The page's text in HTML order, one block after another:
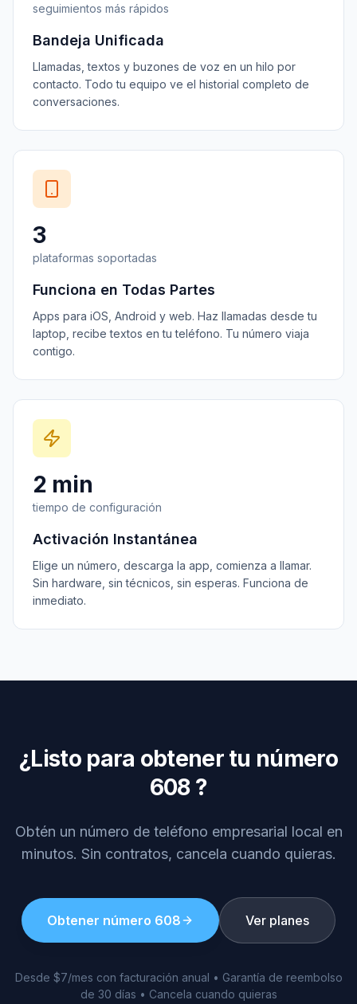
seguimientos más rápidos
Bandeja Unificada
Llamadas, textos y buzones de voz en un hilo por
contacto. Todo tu equipo ve el historial completo de
conversaciones.
3
plataformas soportadas
Funciona en Todas Partes
Apps para iOS, Android y web. Haz llamadas desde tu
laptop, recibe textos en tu teléfono. Tu número viaja
contigo.
2 min
tiempo de configuración
Activación Instantánea
Elige un número, descarga la app, comienza a llamar.
Sin hardware, sin técnicos, sin esperas. Funciona de
inmediato.
¿Listo para obtener tu número
608 ?
Obtén un número de teléfono empresarial local en
minutos. Sin contratos, cancela cuando quieras.
Obtener número 608 Ver planes
Desde $7/mes con facturación anual • Garantía de reembolso
de 30 días • Cancela cuando quieras